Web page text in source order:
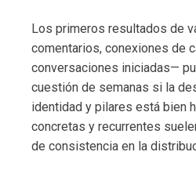
Los primeros resultados de
comentarios, conexiones de
conversaciones iniciadas—
cuestión de semanas si la
identidad y pilares está bien
concretas y recurrentes
de consistencia en la